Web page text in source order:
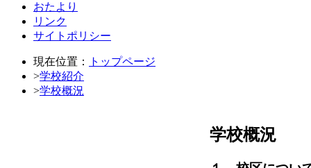
おたより
リンク
サイトポリシー
現在位置：
トップページ
>学校紹介
>学校概況
学校概況